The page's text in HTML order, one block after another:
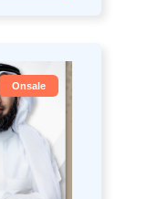
Onsale